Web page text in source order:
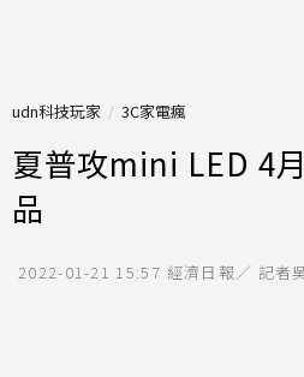
udn科技玩家 3C家電瘋
夏普攻mini LED 4
品
2022-01-21 15:57 經濟日報／ 記者